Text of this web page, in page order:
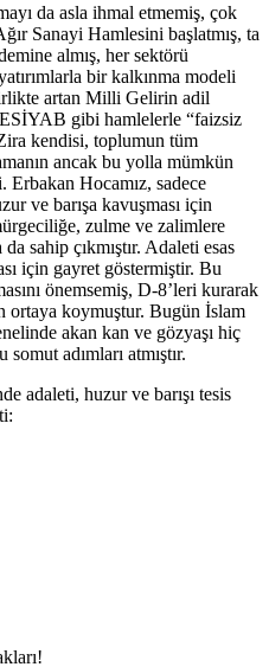
da asla ihmal etmemiş, çok
Sanayi Hamlesini başlatmış, ta
almış, her sektörü
bir kalkınma modeli
artan Milli Gelirin adil
gibi hamlelerle “faizsiz
kendisi, toplumun tüm
ancak bu yolla mümkün
Hocamız, sadece
ve barışa kavuşması için
zulme ve zalimlere
sahip çıkmıştır. Adaleti esas
için gayret göstermiştir. Bu
önemsemiş, D-8’leri kurarak
ortaya koymuştur. Bugün İslam
akan kan ve gözyaşı hiç
adımları atmıştır.
adaleti, huzur ve barışı tesis